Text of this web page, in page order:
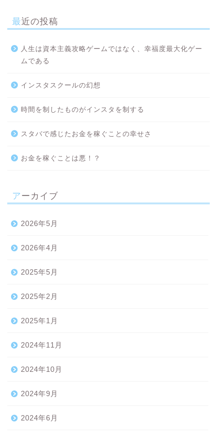
最近の投稿
人生は資本主義攻略ゲームではなく、幸福度最大化ゲー
ムである
インスタスクールの幻想
時間を制したものがインスタを制する
スタバで感じたお金を稼ぐことの幸せさ
お金を稼ぐことは悪！？
アーカイブ
2026年5月
2026年4月
2025年5月
2025年2月
2025年1月
2024年11月
2024年10月
2024年9月
2024年6月